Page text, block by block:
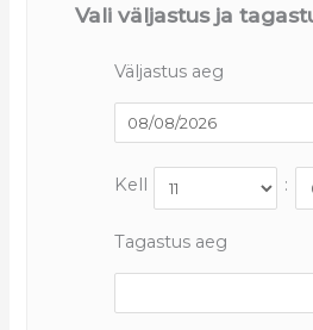
Vali väljastus ja
Väljastus aeg
Kell :
Tagastus aeg